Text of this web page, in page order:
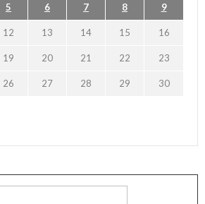
5 6 7 8 9
12 13 14 15 16
19 20 21 22 23
26 27 28 29 30